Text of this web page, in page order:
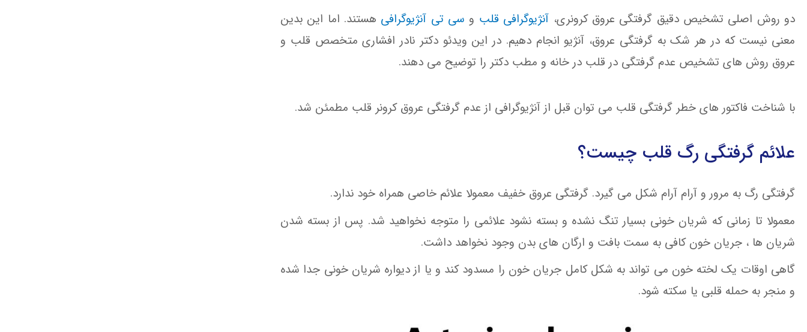
دو روش اصلی تشخیص دقیق گرفتگی عروق کرونری، آنژیوگرافی قلب و سی تی آنژیوگرافی هستند. اما این بدین
معنی نیست که در هر شک به گرفتگی عروق، آنژیو انجام دهیم. در این ویدئو دکتر نادر افشاری متخصص قلب و
عروق روش های تشخیص عدم گرفتگی در قلب در خانه و مطب دکتر را توضیح می دهند.
با شناخت فاکتور های خطر گرفتگی قلب می توان قبل از آنژیوگرافی از عدم گرفتگی عروق کرونر قلب مطمئن شد.
علائم گرفتگی رگ قلب چیست؟
گرفتگی رگ به مرور و آرام آرام شکل می گیرد. گرفتگی عروق خفیف معمولا علائم خاصی همراه خود ندارد.
معمولا تا زمانی که شریان خونی بسیار تنگ نشده و بسته نشود علائمی را متوجه نخواهید شد. پس از بسته شدن
شریان ها ، جریان خون کافی به سمت بافت و ارگان های بدن وجود نخواهد داشت.
گاهی اوقات یک لخته خون می تواند به شکل کامل جریان خون را مسدود کند و یا از دیواره شریان خونی جدا شده
و منجر به حمله قلبی یا سکته شود.